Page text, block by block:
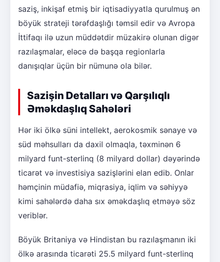
saziş, inkişaf etmiş bir iqtisadiyyatla qurulmuş ən
böyük strateji tərəfdaşlığı təmsil edir və Avropa
İttifaqı ilə uzun müddətdir müzakirə olunan digər
razılaşmalar, eləcə də başqa regionlarla
danışıqlar üçün bir nümunə ola bilər.
Sazişin Detalları və Qarşılıqlı
Əməkdaşlıq Sahələri
Hər iki ölkə süni intellekt, aerokosmik sənaye və
süd məhsulları da daxil olmaqla, təxminən 6
milyard funt-sterlinq (8 milyard dollar) dəyərində
ticarət və investisiya sazişlərini elan edib. Onlar
həmçinin müdafiə, miqrasiya, iqlim və səhiyyə
kimi sahələrdə daha sıx əməkdaşlıq etməyə söz
veriblər.
Böyük Britaniya və Hindistan bu razılaşmanın iki
ölkə arasında ticarəti 25.5 milyard funt-sterlinq